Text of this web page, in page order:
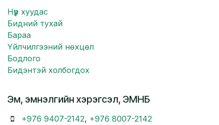
Нүүр хуудас
Бидний тухай
Бараа
Үйлчилгээний нөхцөл
Бодлого
Бидэнтэй холбогдох
Эм, эмнэлгийн хэрэгсэл, ЭМНБ
+976 9407-2142, +976 8007-2142